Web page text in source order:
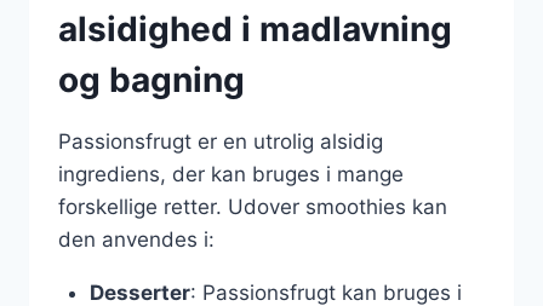
alsidighed i madlavning
og bagning
Passionsfrugt er en utrolig alsidig
ingrediens, der kan bruges i mange
forskellige retter. Udover smoothies kan
den anvendes i:
Desserter: Passionsfrugt kan bruges i